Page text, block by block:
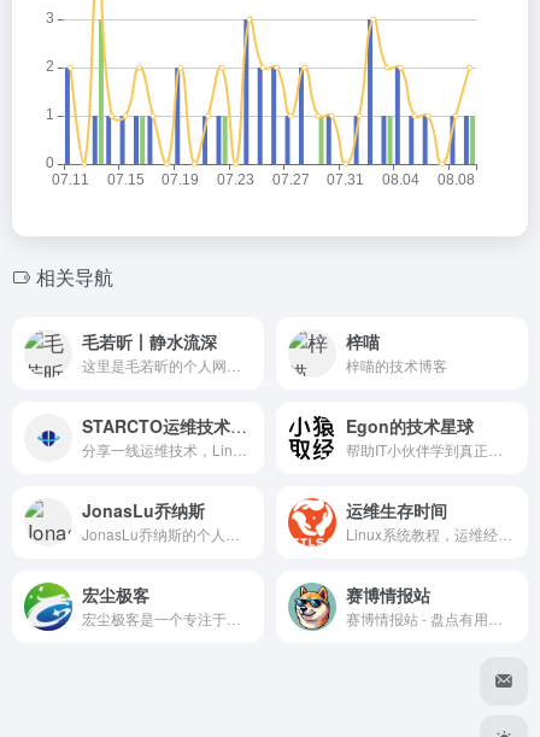
相关导航
毛若昕丨静水流深 梓喵
梓喵的技术博客
STARCTO运维技术分享 Egon的技术星球
JonasLu乔纳斯 运维生存时间
宏尘极客 赛博情报站
灰
灰叶 2026-05-14 22:54
灰
灰叶 2026-05-14 23:19
hank2026-05-15 09:39
你好我好大家好
D dwl2026-06-30 18:05
我凑。真全面
嘻嘻